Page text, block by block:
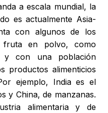
a escala mundial, la
es actualmente Asia-
con algunos de los
fruta en polvo, como
y con una población
productos alimenticios
ejemplo, India es el
y China, de manzanas.
alimentaria y de